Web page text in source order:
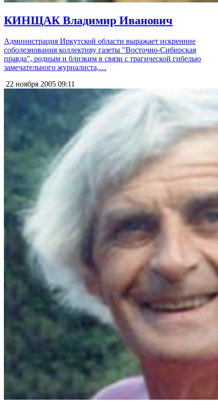
КИНЩАК Владимир Иванович
Администрация Иркутской области выражает искренние
соболезнования коллективу газеты "Восточно-Сибирская
правда", родным и близким в связи с трагической гибелью
замечательного журналиста,…
22 ноября 2005 09:11